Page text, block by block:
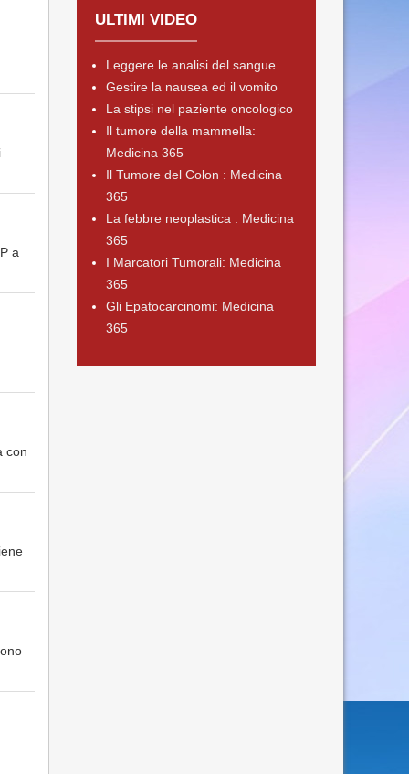
a
con
ULTIMI VIDEO
Leggere le analisi del sangue
Gestire la nausea ed il vomito
La stipsi nel paziente oncologico
Il tumore della mammella:
Medicina 365
Il Tumore del Colon : Medicina
365
La febbre neoplastica : Medicina
365
I Marcatori Tumorali: Medicina
365
Gli Epatocarcinomi: Medicina
365